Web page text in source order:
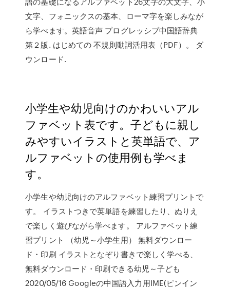
文字、フォニックスの基本、ローマ字を楽しみなが
ら学べます。英語音声 プログレッシブ中国語辞典
第２版. はじめての 不規則動詞活用表（PDF）。 ダ
ウンロード.
小学生や幼児向けのかわいいアル
ファベット表です。子どもに親し
みやすいイラストと英単語で、ア
ルファベットの使用例も学べま
す。
小学生や幼児向けのアルファベット練習プリントで
す。 イラストつきで英単語を練習したり、ぬりえ
で楽しく遊びながら学べます。 アルファベット練
習プリント （幼児～小学生用） 無料ダウンロー
ド・印刷 イラストとなぞり書きで楽しく学べる、
無料ダウンロード・印刷できる幼児～子ども
2020/05/16 Googleの中国語入力用IME(ピンイン